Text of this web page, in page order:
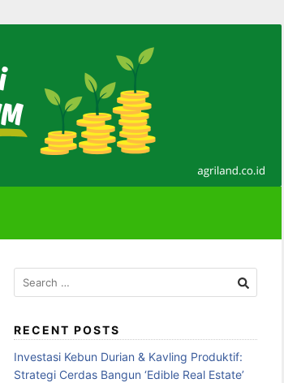
Search
for:
RECENT POSTS
Investasi Kebun Durian & Kavling Produktif:
Strategi Cerdas Bangun ‘Edible Real Estate’